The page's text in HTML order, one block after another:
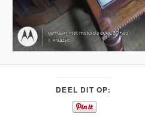
DEEL DIT OP: